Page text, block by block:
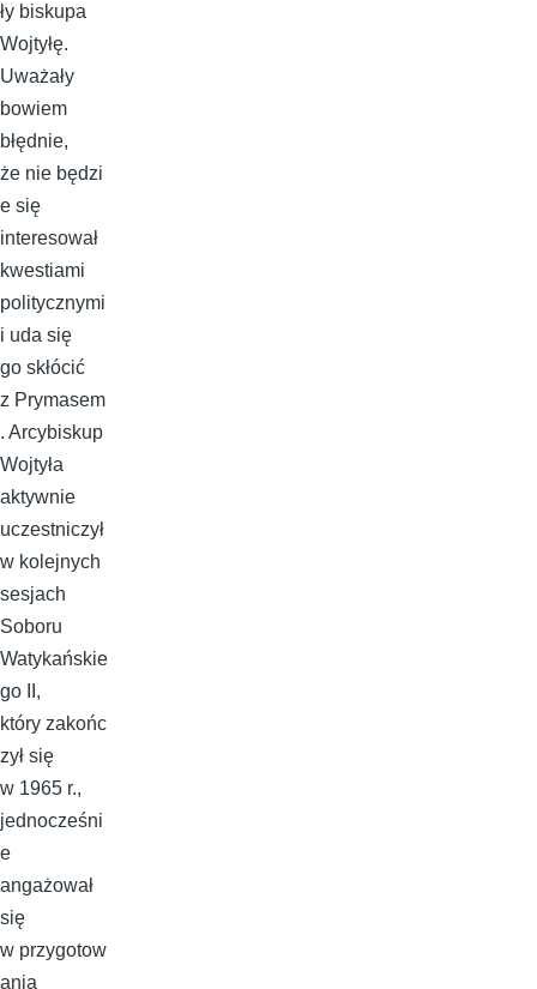
ły biskupa
Wojtyłę.
Uważały
bowiem
błędnie,
że nie będzi
e się
interesował
kwestiami
politycznymi
i uda się
go skłócić
z Prymasem
. Arcybiskup
Wojtyła
aktywnie
uczestniczył
w kolejnych
sesjach
Soboru
Watykańskie
go II,
który zakońc
zył się
w 1965 r.,
jednocześni
e
angażował
się
w przygotow
ania